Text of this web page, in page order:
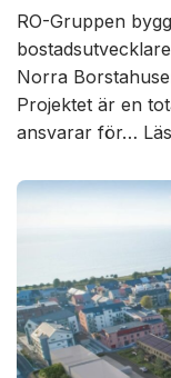
RO-Gruppen
Norra
Projektet är en
ansvarar för…